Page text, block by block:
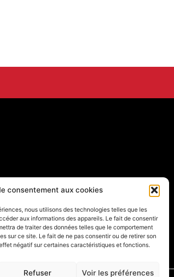
consentement aux cookies
nous utilisons des technologies telles que les
aux informations des appareils. Le fait de consentir
de traiter des données telles que le comportement
sur ce site. Le fait de ne pas consentir ou de retirer son
négatif sur certaines caractéristiques et fonctions.
Refuser Voir les préférences